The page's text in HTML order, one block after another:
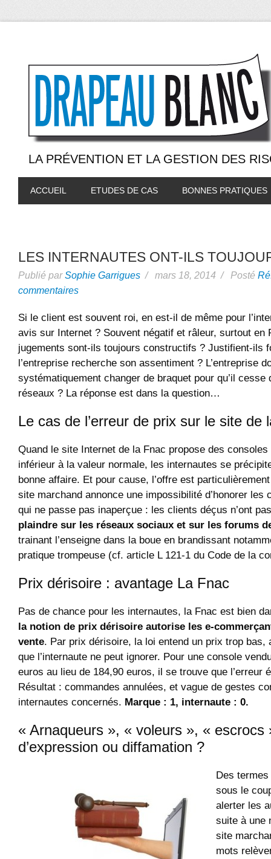
LA PRÉVENTION ET LA GESTION DES
ACCUEIL ETUDES DE CAS BONNES PRATIQUES
LES INTERNAUTES ONT-ILS
Publié parSophie Garrigues / mars 18, 2014 / Posté
commentaires
Si le client est souvent roi, en est-il de même pour
avis sur Internet ? Souvent négatif et râleur, surtout en
jugements sont-ils toujours constructifs ? Justifient-ils
l’entreprise recherche son assentiment ? L’entreprise
systématiquement changer de braquet pour qu’il cesse
réseaux ? La réponse est dans la question…
Le cas de l’erreur de prix sur le site de
Quand le site Internet de la Fnac propose des
inférieur à la valeur normale, les internautes se
bonne affaire. Et pour cause, l’offre est
site marchand annonce une impossibilité d’honorer les
qui ne passe pas inaperçue : les clients déçus n’ont
plaindre sur les réseaux sociaux et sur les forums
trainant l’enseigne dans la boue en brandissant
pratique trompeuse (cf. article L 121-1 du Code de la
Prix dérisoire : avantage La Fnac
Pas de chance pour les internautes, la Fnac est bien
la notion de prix dérisoire autorise les e-
vente. Par prix dérisoire, la loi entend un prix trop bas,
que l’internaute ne peut ignorer. Pour une console
euros au lieu de 184,90 euros, il se trouve que l’erreur
Résultat : commandes annulées, et vague de gestes
internautes concernés. Marque : 1, internaute : 0.
« Arnaqueurs », « voleurs », « escrocs
d’expression ou diffamation ?
Des
sous le
alerter les
suite à une
site
mots